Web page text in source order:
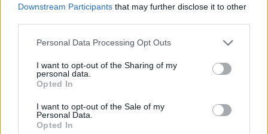
Downstream Participants that may further disclose it to other
Please note that this website/app uses one or more Google
not limited to your visit or usage behaviour. You may click to
grant or deny consent to Google and its third-party tags to
use your data for below specified purposes in below Google
consent section.
Personal Data Processing Opt Outs
I want to opt-out of the Sharing of my
personal data.
Opted In
I want to opt-out of the Sale of my
Personal Data.
Opted In